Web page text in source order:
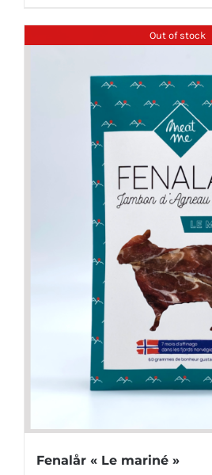
Out of stock
Fenalår « Le mariné »